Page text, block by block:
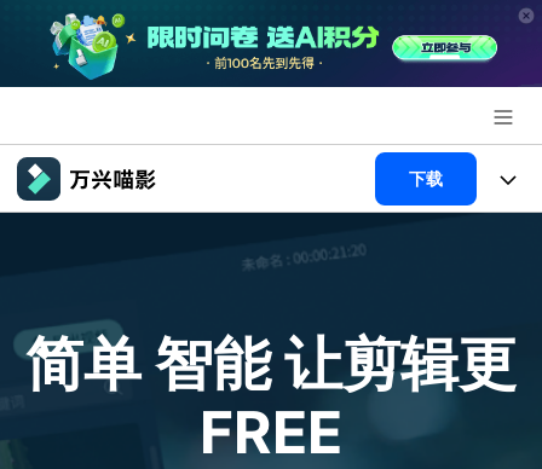
推荐产品
关于万兴
下载
产品功能
视频/照片
解决方案
简单 智能让剪辑更
FREE